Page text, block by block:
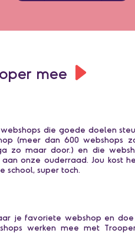
mee
die goede doelen
(meer dan 600 webshops
zo maar door.) en die
onze ouderraad. Jou kost
school, super toch.
je favoriete webshop en
werken mee met